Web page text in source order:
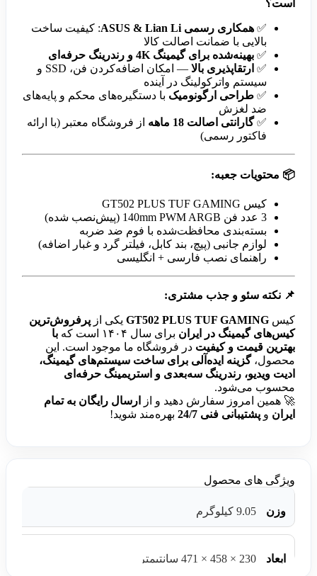
است؟
✅ همکاری رسمی ASUS & Lian Li
: کیفیت ساخت
بالایی با ضمانت اصالت کالا
✅ بهینه‌شده برای گیمینگ 4K و رندرینگ حرفه‌ای
✅ ارتقاپذیری بالا
— امکان اضافه‌کردن فن، SSD و
سیستم واترکولینگ در آینده
✅ طراحی ارگونومیک با دستگیره‌های محکم و پایه‌های
ضد لغزش
✅گارانتی اصالت 18 ماهه
از فروشگاه معتبر (با ارائه
فاکتور رسمی)
📦 محتویات جعبه:
کیس GT502 PLUS TUF GAMING
3 عدد فن 140mm PWM ARGB (پیش‌نصب شده)
بسته‌بندی محافظت‌شده با فوم ضد ضربه
لوازم جانبی (پیچ، بند کابل، فیلتر گرد و غبار اضافه)
راهنمای نصب فارسی + انگلیسی
📌 نکته سئو و جذب مشتری:
کیس GT502 PLUS TUF GAMING یکی از پرفروش‌ترین
کیس‌های گیمینگ در ایران برای سال ۱۴۰۴ است که
با
بهترین قیمت و کیفیت در فروشگاه ما موجود است. این
محصول،گزینه ایده‌آلی برای ساخت سیستم‌های گیمینگ،
ادیت ویدیو، رندرینگ سه‌بعدی و استریمینگ حرفه‌ای
محسوب می‌شود.
🚀 همین امروز سفارش دهید و از
ارسال رایگان به تمام
ایران و پشتیبانی فنی 24/7 بهره‌مند شوید!
ویژگی های محصول
وزن 9.05 کیلوگرم
ابعاد 230 × 458 × 471 سانتیمتر